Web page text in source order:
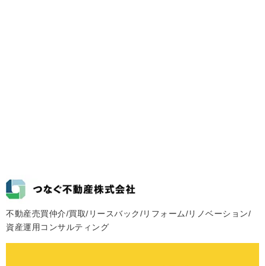
不動産売買仲介/買取/リースバック/リフォーム/リノベーション/
資産運用コンサルティング